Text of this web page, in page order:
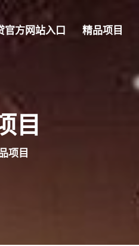
官方网站入口 精品项目
目
项目